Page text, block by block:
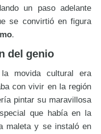
un paso adelante
se convirtió en figura
.
del genio
movida cultural era
con vivir en la región
pintar su maravillosa
que había en la
maleta y se instaló en